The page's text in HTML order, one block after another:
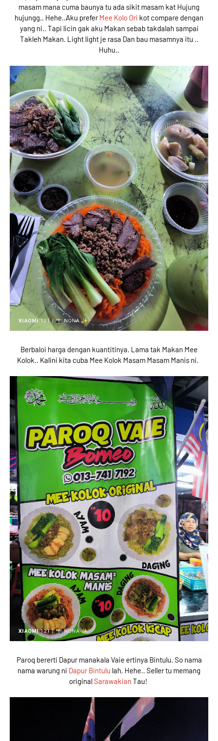
masam mana cuma baunya tu ada sikit masam kat Hujung
hujungg.. Hehe..Aku preferMee Kolo Ori kot compare dengan
yang ni.. Tapi licin gak aku Makan sebab takdalah sampai
Takleh Makan. Light light je rasa Dan bau masamnya itu ..
Huhu..
Berbaloi harga dengan kuantitinya. Lama tak Makan Mee
Kolok.. Kalini kita cuba Mee Kolok Masam Masam Manis ni.
Paroq bererti Dapur manakala Vaie ertinya Bintulu. So nama
nama warung ni Dapur Bintulu lah. Hehe.. Seller tu memang
originalSarawakian Tau!